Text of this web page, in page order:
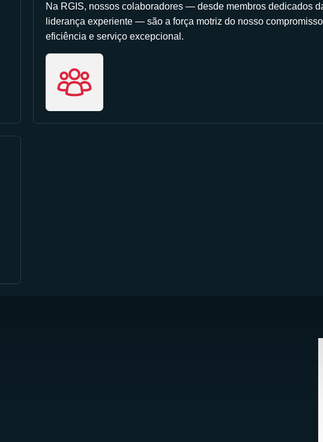
Na RGIS, nossos colaboradores — desde membros dedicados
liderança experiente — são a força motriz do nosso
eficiência e serviço excepcional.